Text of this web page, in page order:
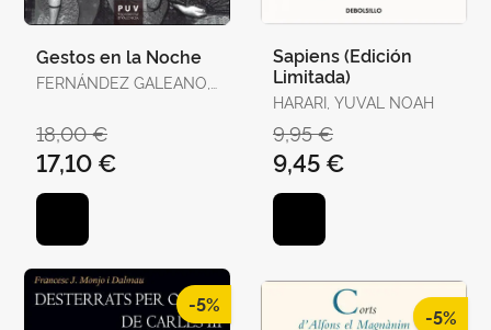
Gestos en la Noche
FERNÁNDEZ GALEANO,
18,00 €
17,10 €
Sapiens (Edición
Limitada)
HARARI, YUVAL NOAH
9,95 €
9,45 €
-5%
-5%